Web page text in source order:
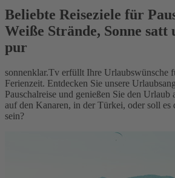
Beliebte Reiseziele für
Weiße Strände, Sonne
pur
sonnenklar.Tv erfüllt Ihre Urlaubswünsche
Ferienzeit. Entdecken Sie unsere
Pauschalreise und genießen Sie den Urlaub
auf den Kanaren, in der Türkei, oder soll es
sein?